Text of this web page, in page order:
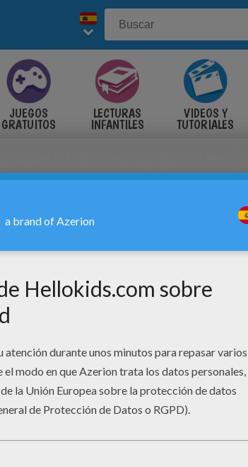
JUEGOS
GRATUITOS
LECTURAS
INFANTILES
VIDEOS Y
TUTORIALES